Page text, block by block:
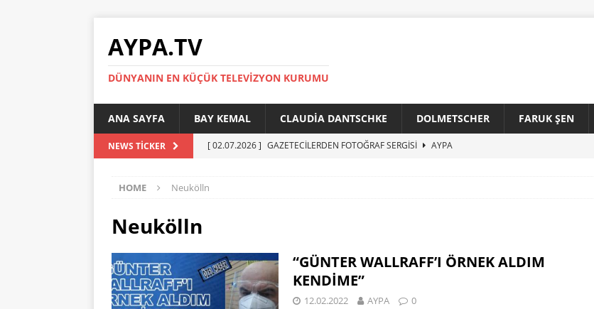
AYPA.TV
DÜNYANIN EN KÜÇÜK TELEVIZYON KURUMU
ANA SAYFA BAY KEMAL CLAUDIA DANTSCHKE DOLMETSCHER FARUK ŞEN
NEWS TICKER [ 02.07.2026 ] GAZETECİLERDEN FOTOĞRAF SERGİSİ
AYPA
[ 27.05.2026 ]
AYPA
HOME Neukölln
Neukölln
“GÜNTER WALLRAFF’I ÖRNEK ALDIM
KENDİME”
12.02.2022 AYPA 0